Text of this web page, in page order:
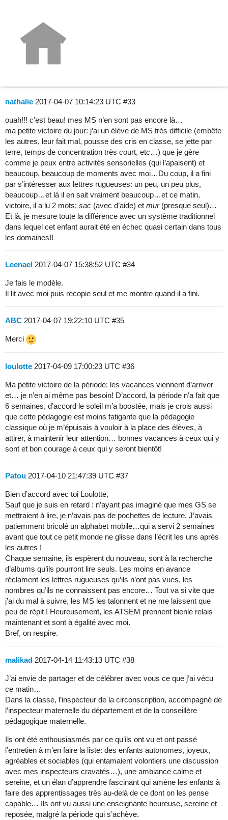
Petites victoires petits bonheurs
nathalie 2017-04-07 10:14:23 UTC #33
ouah!!! c’est beau! mes MS n’en sont pas encore là…
ma petite victoire du jour: j’ai un élève de MS très difficile (embête
les autres, leur fait mal, pousse des cris en classe, se jette par
terre, temps de concentration très court, etc…) que je gère
comme je peux entre activités sensorielles (qui l’apaisent) et
beaucoup, beaucoup de moments avec moi…Du coup, il a fini
par s’intéresser aux lettres rugueuses: un peu, un peu plus,
beaucoup…et là il en sait vraiment beaucoup…et ce matin,
victoire, il a lu 2 mots: sac (avec d’aide) et mur(presque seul)…
Et là, je mesure toute la différence avec un système traditionnel
dans lequel cet enfant aurait été en échec quasi certain dans tous
les domaines!!
Leenael 2017-04-07 15:38:52 UTC #34
Je fais le modèle.
Il lit avec moi puis recopie seul et me montre quand il a fini.
ABC 2017-04-07 19:22:10 UTC #35
Merci
loulotte 2017-04-09 17:00:23 UTC #36
Ma petite victoire de la période: les vacances viennent d’arriver
et… je n’en ai même pas besoin! D’accord, la période n’a fait que
6 semaines, d’accord le soleil m’a boostée, mais je crois aussi
que cette pédagogie est moins fatigante que la pédagogie
classique où je m’épuisais à vouloir à la place des élèves, à
attirer, à maintenir leur attention… bonnes vacances à ceux qui y
sont et bon courage à ceux qui y seront bientôt!
Patou 2017-04-10 21:47:39 UTC #37
Bien d’accord avec toi Loulotte,
Sauf que je suis en retard : n’ayant pas imaginé que mes GS se
mettraient à lire, je n’avais pas de pochettes de lecture. J’avais
patiemment bricolé un alphabet mobile…qui a servi 2 semaines
avant que tout ce petit monde ne glisse dans l’écrit les uns après
les autres !
Chaque semaine, ils espèrent du nouveau, sont à la recherche
d’albums qu’ils pourront lire seuls. Les moins en avance
réclament les lettres rugueuses qu’ils n’ont pas vues, les
nombres qu’ils ne connaissent pas encore… Tout va si vite que
j’ai du mal à suivre, les MS les talonnent et ne me laissent que
peu de répit ! Heureusement, les ATSEM prennent bienle relais
maintenant et sont à égalité avec moi.
Bref, on respire.
malikad 2017-04-14 11:43:13 UTC #38
J’ai envie de partager et de célébrer avec vous ce que j’ai vécu
ce matin…
Dans la classe, l’inspecteur de la circonscription, accompagné de
l’inspecteur maternelle du département et de la conseillère
pédagogique maternelle.
Ils ont été enthousiasmés par ce qu’ils ont vu et ont passé
l’entretien à m’en faire la liste: des enfants autonomes, joyeux,
agréables et sociables (qui entamaient volontiers une discussion
avec mes inspecteurs cravatés…), une ambiance calme et
sereine, et un élan d’apprendre fascinant qui amène les enfants à
faire des apprentissages très au-delà de ce dont on les pense
capable… Ils ont vu aussi une enseignante heureuse, sereine et
reposée, malgré la période qui s’achève.